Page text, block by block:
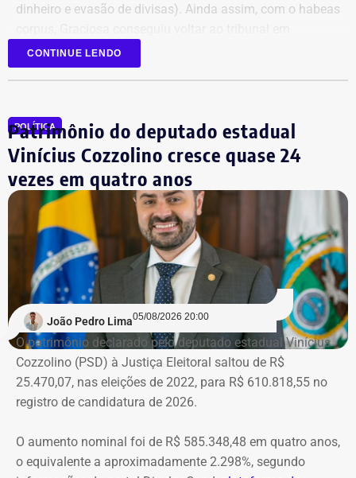
dinheiro e evasão de divisas). Ainda assim, com o habeas
setembro de 2025.
Mas, agora, que o ministro do Supremo afirmou que o
habeas corpus não vale mais, pode ser afastado do cargo
a qualquer momento. De novo.
Na prática, a manifestação do
ministro extingue o processo
O próprio Nunes Marques havia concedido o habeas
corpus a Graciosa, citando o “excesso de prazo da
medida cautelar de afastamento do cargo”, uma vez que
ainda não havia, na ocasião, sentença condenatória no
processo em que Graciosa era réu no processo por
lavagem de dinheiro, que se arrastava desde 2021.
Mas a decisão, e a condenação, acabaram saindo cinco
meses depois.
CONTINUE LENDO
POLÍTICA
Patrimônio do deputado estadual
Vinícius Cozzolino cresce quase 24
vezes em quatro anos
João Pedro Lima05/08/2026 20:00
O patrimônio declarado pelo deputado estadual Vinícius
Cozzolino (PSD) à Justiça Eleitoral saltou de R$
25.470,07, nas eleições de 2022, para R$ 610.818,55 no
registro de candidatura de 2026.
O aumento nominal foi de R$ 585.348,48 em quatro anos,
o equivalente a aproximadamente 2.298%, segundo